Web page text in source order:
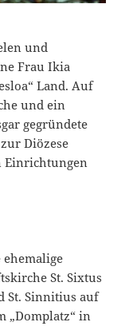
und
Frau Ikia
Land. Auf
und ein
gegründete
Diözese
Einrichtungen
ehemalige
St. Sixtus
St. Sinnitius auf
„Domplatz“ in